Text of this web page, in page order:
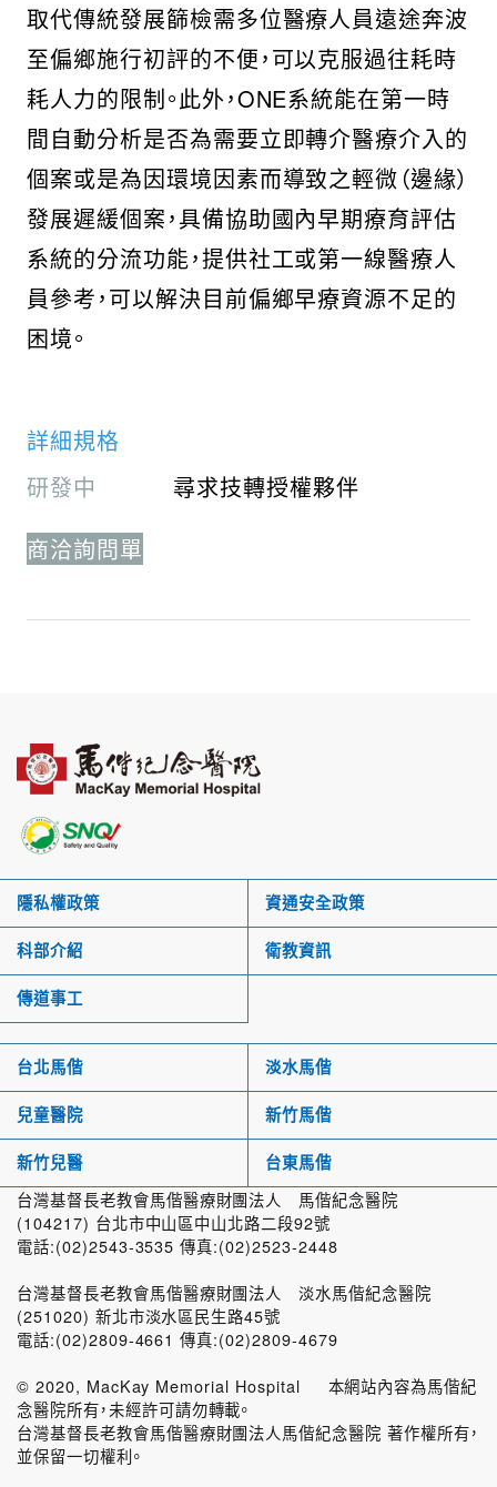
取代傳統發展篩檢需多位醫療人員遠途奔波
至偏鄉施行初評的不便，可以克服過往耗時
耗人力的限制。此外，ONE系統能在第一時
間自動分析是否為需要立即轉介醫療介入的
個案或是為因環境因素而導致之輕微（邊緣）
發展遲緩個案，具備協助國內早期療育評估
系統的分流功能，提供社工或第一線醫療人
員參考，可以解決目前偏鄉早療資源不足的
困境。
詳細規格
研發中 尋求技轉授權夥伴
商洽詢問單
隱私權政策 資通安全政策
科部介紹 衛教資訊
傳道事工
台北馬偕 淡水馬偕
兒童醫院 新竹馬偕
新竹兒醫 台東馬偕
台灣基督長老教會馬偕醫療財團法人 馬偕紀念醫院
(104217) 台北市中山區中山北路二段92號
電話:(02)2543-3535 傳真:(02)2523-2448
台灣基督長老教會馬偕醫療財團法人 淡水馬偕紀念醫院
(251020) 新北市淡水區民生路45號
電話:(02)2809-4661 傳真:(02)2809-4679
© 2020, MacKay Memorial Hospital 本網站內容為馬偕紀
念醫院所有，未經許可請勿轉載。
台灣基督長老教會馬偕醫療財團法人馬偕紀念醫院 著作權所有，
並保留一切權利。